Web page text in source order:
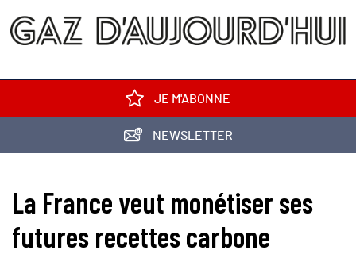
JE M'ABONNE
NEWSLETTER
La France veut monétiser ses
futures recettes carbone